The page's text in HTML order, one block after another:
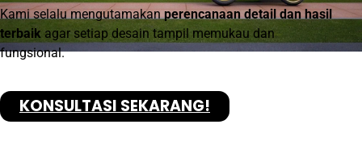
Kami selalu mengutamakanperencanaan detail dan hasil
terbaik agar setiap desain tampil memukau dan
fungsional.
KONSULTASI SEKARANG!